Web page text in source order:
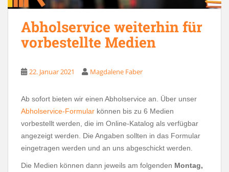
Abholservice weiterhin für
vorbestellte Medien
22. Januar 2021 Magdalene Faber
Ab sofort bieten wir einen Abholservice an. Über unser
Abholservice-Formular können bis zu 6 Medien
vorbestellt werden, die im Online-Katalog als verfügbar
angezeigt werden. Die Angaben sollten in das Formular
eingetragen werden und an uns abgeschickt werden.
Die Medien können dann jeweils am folgenden Montag,